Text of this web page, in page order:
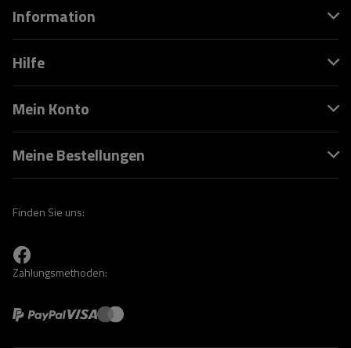
Information
Hilfe
Mein Konto
Meine Bestellungen
Finden Sie uns:
Zahlungsmethoden: